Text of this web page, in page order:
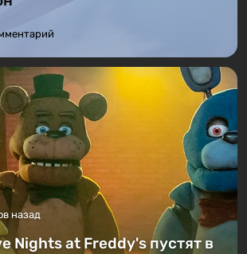
назад
Nights at Freddy's пустят в